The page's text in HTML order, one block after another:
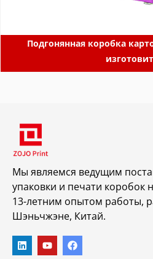
Подгонянная коробка
Мы являемся ведущим
упаковки и печати коробок
13-летним опытом работы,
Шэньчжэне, Китай.